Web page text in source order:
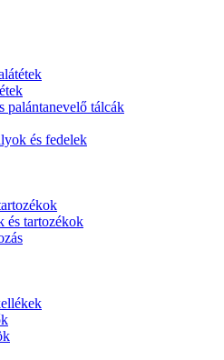
palántanevelő tálcák
és fedelek
és tartozékok